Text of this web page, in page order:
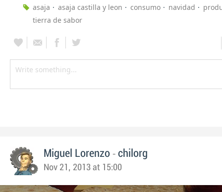
asaja
asaja castilla y leon consumo navidad
tierra de sabor
Miguel Lorenzo - chilorg
Nov 21, 2013 at 15:00